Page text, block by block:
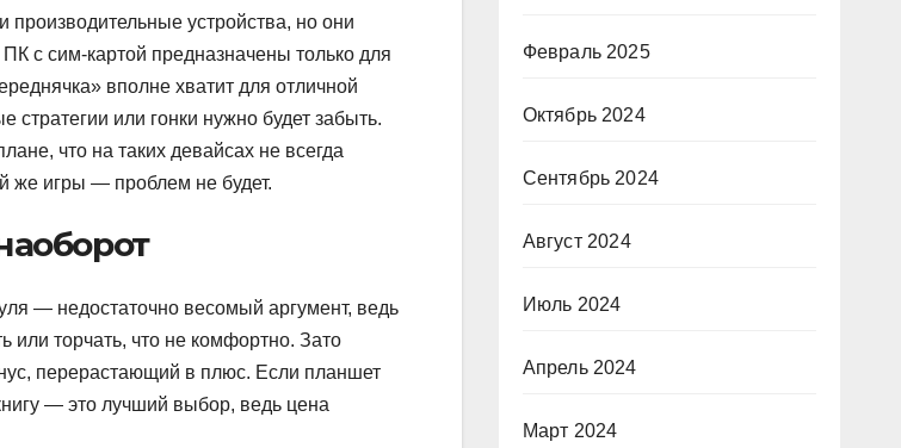
устройства, но они
с сим-картой предназначены только для
вполне хватит для отличной
или гонки нужно будет забыть.
что на таких девайсах не всегда
же игры — проблем не будет.
— недостаточно весомый аргумент, ведь
или торчать, что не комфортно. Зато
перерастающий в плюс. Если планшет
— это лучший выбор, ведь цена
Февраль 2025
Октябрь 2024
Сентябрь 2024
Август 2024
Июль 2024
Апрель 2024
Март 2024